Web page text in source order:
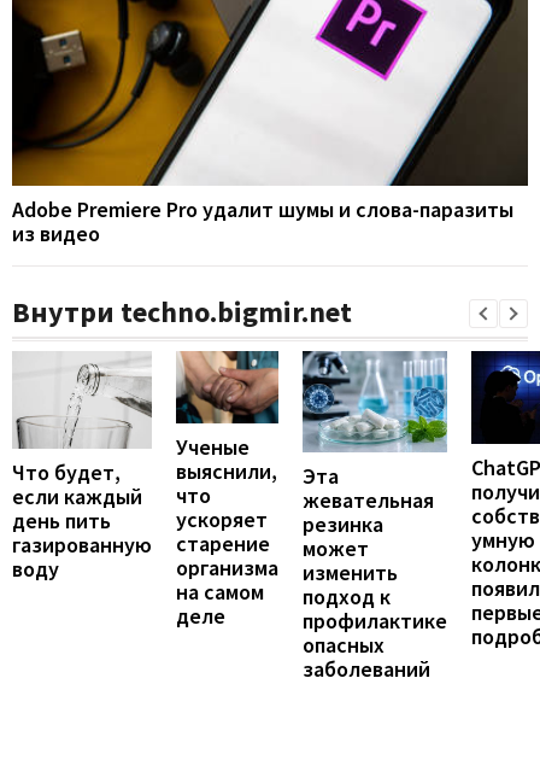
Adobe Premiere Pro удалит шумы и слова-паразиты
из видео
Внутри techno.bigmir.net
Что будет,
если каждый
день пить
газированную
воду
Ученые
выяснили,
что
ускоряет
старение
организма
на самом
деле
Эта
жевательная
резинка
может
изменить
подход к
профилактике
опасных
заболеваний
умную